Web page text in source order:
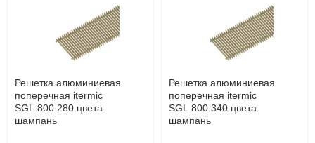
Доставка сантехники по Москве и Московской области
Наличный расчёт
Банковской картой на сайте в режиме реального
времени
Банковской картой при получении товара как при
Интернет-деньгами (Yandex-деньги, Web-money,
Qiwi-кошельки и другие).
Безналичный расчёт (возможно и с НДС)
подробнее...
Решетка алюминиевая
поперечная itermic
SGL.800.280 цвета
шампань
Решетка алюминиевая
поперечная itermic
SGL.800.340 цвета
шампань